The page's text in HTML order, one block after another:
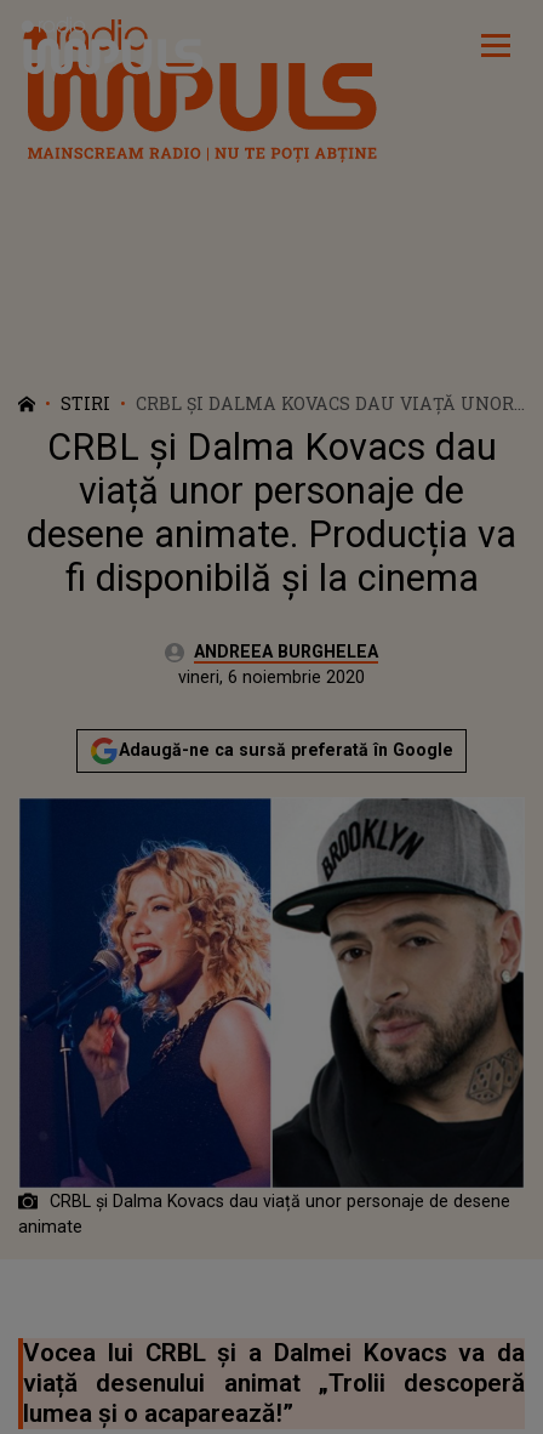
Radio Impuls
STIRI
CRBL ȘI DALMA KOVACS DAU VIAȚĂ UNOR
PERSONAJE DE DESENE ANIMATE.
PRODUCȚIA VA FI DISPONIBILĂ ȘI LA
CINEMA
CRBL și Dalma Kovacs dau
viață unor personaje de
desene animate. Producția va
fi disponibilă și la cinema
Autor:ANDREEA BURGHELEA
vineri, 6 noiembrie 2020Actualizat:
vineri, 6 noiembrie 2020
Adaugă-ne ca sursă preferată în Google
CRBL și Dalma Kovacs dau viață unor personaje de desene
animate
Vocea lui CRBL și a Dalmei Kovacs va da
viață desenului animat „Trolii descoperă
lumea și o acaparează!”